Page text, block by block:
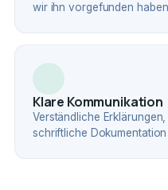
wir ihn vorgefunden
Klare Kommunikation
Verständliche
schriftliche